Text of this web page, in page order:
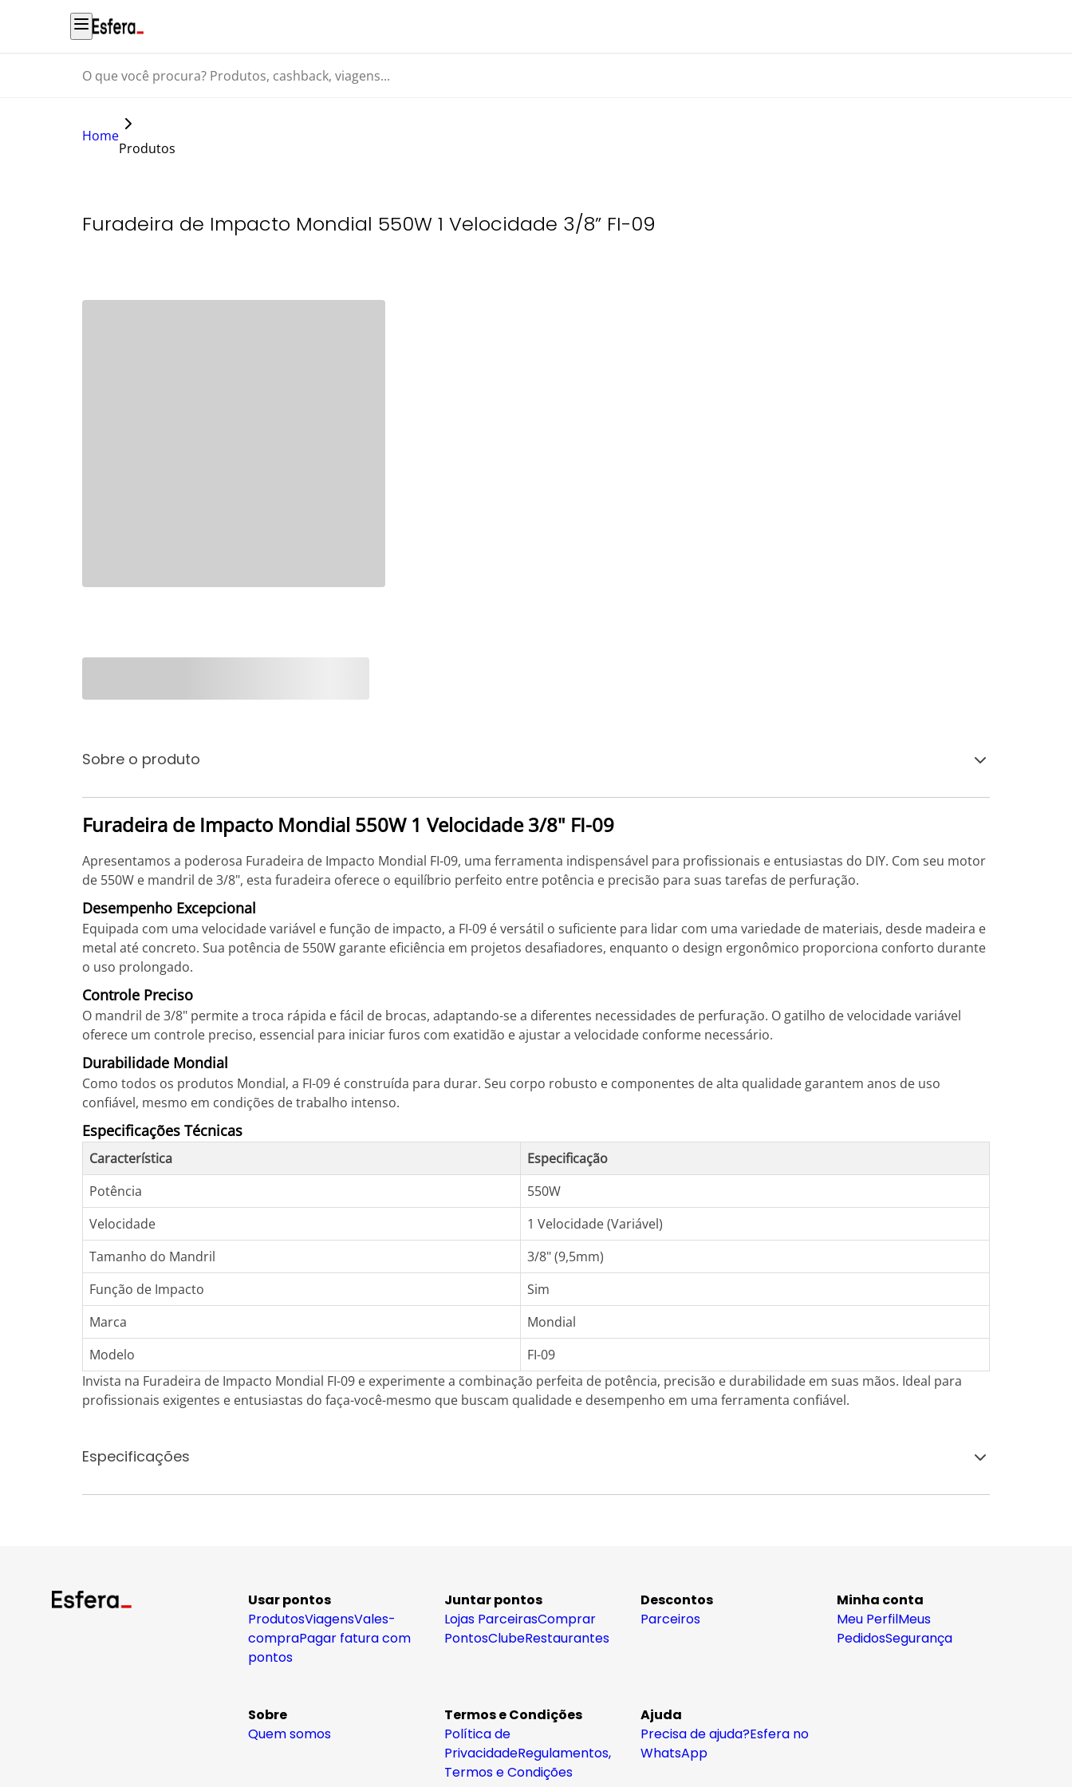
O que você procura? Produtos, cashback, viagens...
Home
Produtos
Furadeira de Impacto Mondial 550W 1 Velocidade 3/8” FI-09
Sobre o produto
Furadeira de Impacto Mondial 550W 1 Velocidade 3/8" FI-09
Apresentamos a poderosa Furadeira de Impacto Mondial FI-09, uma ferramenta indispensável para profissionais e entusiastas do DIY. Com seu motor
de 550W e mandril de 3/8", esta furadeira oferece o equilíbrio perfeito entre potência e precisão para suas tarefas de perfuração.
Desempenho Excepcional
Equipada com uma velocidade variável e função de impacto, a FI-09 é versátil o suficiente para lidar com uma variedade de materiais, desde madeira e
metal até concreto. Sua potência de 550W garante eficiência em projetos desafiadores, enquanto o design ergonômico proporciona conforto durante
o uso prolongado.
Controle Preciso
O mandril de 3/8" permite a troca rápida e fácil de brocas, adaptando-se a diferentes necessidades de perfuração. O gatilho de velocidade variável
oferece um controle preciso, essencial para iniciar furos com exatidão e ajustar a velocidade conforme necessário.
Durabilidade Mondial
Como todos os produtos Mondial, a FI-09 é construída para durar. Seu corpo robusto e componentes de alta qualidade garantem anos de uso
confiável, mesmo em condições de trabalho intenso.
Especificações Técnicas
Característica
Especificação
Potência
550W
Velocidade
1 Velocidade (Variável)
Tamanho do Mandril
3/8" (9,5mm)
Função de Impacto
Sim
Marca
Mondial
Modelo
FI-09
Invista na Furadeira de Impacto Mondial FI-09 e experimente a combinação perfeita de potência, precisão e durabilidade em suas mãos. Ideal para
profissionais exigentes e entusiastas do faça-você-mesmo que buscam qualidade e desempenho em uma ferramenta confiável.
Especificações
Usar pontos
ProdutosViagensVales-
compraPagar fatura com
pontos
Juntar pontos
Lojas ParceirasComprar
PontosClubeRestaurantes
Descontos
Parceiros
Minha conta
Meu PerfilMeus
PedidosSegurança
Sobre
Quem somos
Termos e Condições
Política de
PrivacidadeRegulamentos,
Termos e Condições
Ajuda
Precisa de ajuda?Esfera no
WhatsApp